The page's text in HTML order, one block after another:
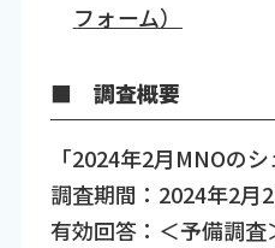
フォーム）
■ 調査概要
「2024年2月MNOの
調査期間：2024年2月
有効回答：＜予備調